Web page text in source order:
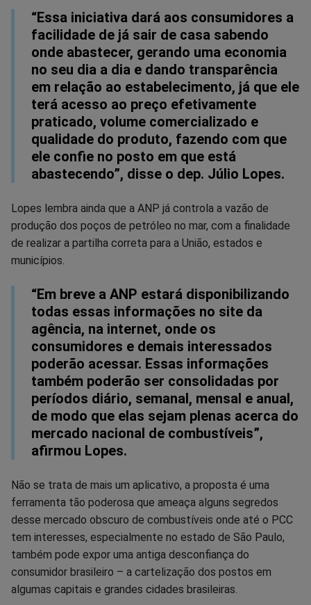
“Essa iniciativa dará aos consumidores a
facilidade de já sair de casa sabendo
onde abastecer, gerando uma economia
no seu dia a dia e dando transparência
em relação ao estabelecimento, já que ele
terá acesso ao preço efetivamente
praticado, volume comercializado e
qualidade do produto, fazendo com que
ele confie no posto em que está
abastecendo”, disse o dep. Júlio Lopes.
Lopes lembra ainda que a ANP já controla a vazão de
produção dos poços de petróleo no mar, com a finalidade
de realizar a partilha correta para a União, estados e
municípios.
“Em breve a ANP estará disponibilizando
todas essas informações no site da
agência, na internet, onde os
consumidores e demais interessados
poderão acessar. Essas informações
também poderão ser consolidadas por
períodos diário, semanal, mensal e anual,
de modo que elas sejam plenas acerca do
mercado nacional de combustíveis”,
afirmou Lopes.
Não se trata de mais um aplicativo, a proposta é uma
ferramenta tão poderosa que ameaça alguns segredos
desse mercado obscuro de combustíveis onde até o PCC
tem interesses, especialmente no estado de São Paulo,
também pode expor uma antiga desconfiança do
consumidor brasileiro – a cartelização dos postos em
algumas capitais e grandes cidades brasileiras.